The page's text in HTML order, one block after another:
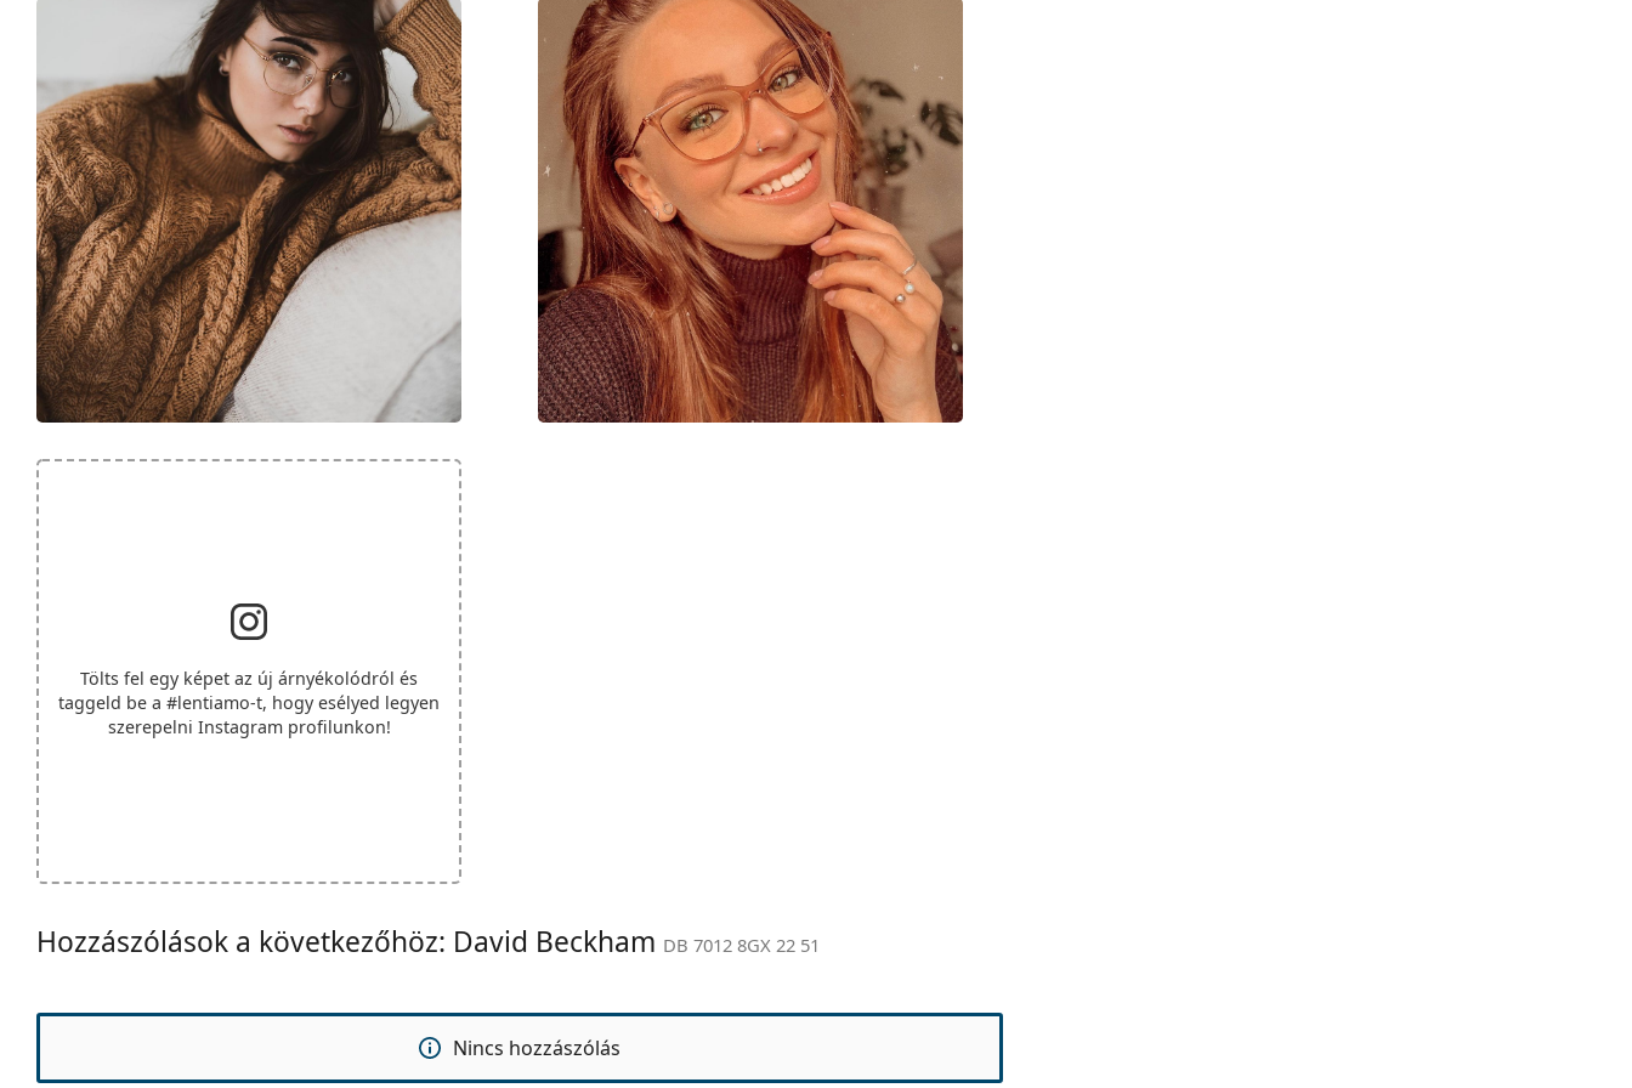
Tölts fel egy képet az új árnyékolódról és
taggeld be a #lentiamo-t, hogy esélyed legyen
szerepelni Instagram profilunkon!
Hozzászólások a következőhöz: David Beckham DB 7012 8GX 22 51
Nincs hozzászólás